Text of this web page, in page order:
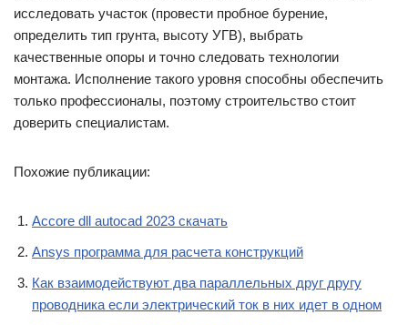
исследовать участок (провести пробное бурение,
определить тип грунта, высоту УГВ), выбрать
качественные опоры и точно следовать технологии
монтажа. Исполнение такого уровня способны обеспечить
только профессионалы, поэтому строительство стоит
доверить специалистам.
Похожие публикации:
Accore dll autocad 2023 скачать
Ansys программа для расчета конструкций
Как взаимодействуют два параллельных друг другу
проводника если электрический ток в них идет в одном